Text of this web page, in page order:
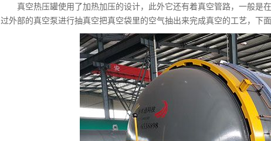
真空热压罐使用了加热加压的设计，此外它还有着真空管路，一般是
过外部的真空泵进行抽真空把真空袋里的空气抽出来完成真空的工艺，下